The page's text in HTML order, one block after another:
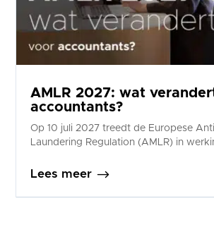
AMLR 2027: wat
accountants?
Op 10 juli 2027 treedt de Europese
Laundering Regulation (AMLR) in
Lees meer $